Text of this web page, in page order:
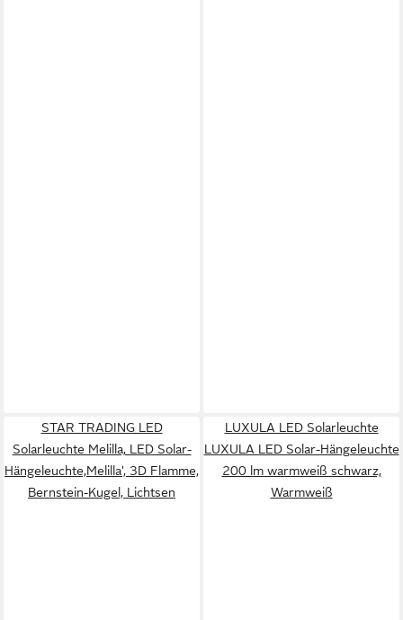
STAR TRADING LED
Solarleuchte Melilla, LED Solar-
Hängeleuchte,Melilla', 3D Flamme,
Bernstein-Kugel, Lichtsen
LUXULA LED Solarleuchte
LUXULA LED Solar-Hängeleuchte
200 lm warmweiß schwarz,
Warmweiß